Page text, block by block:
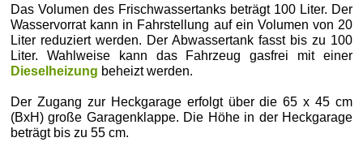
Das Volumen des Frischwassertanks beträgt 100 Liter. Der
Wasservorrat kann in Fahrstellung auf ein Volumen von 20
Liter reduziert werden. Der Abwassertank fasst bis zu 100
Liter. Wahlweise kann das Fahrzeug gasfrei mit einer
Dieselheizung beheizt werden.
Der Zugang zur Heckgarage erfolgt über die 65 x 45 cm
(BxH) große Garagenklappe. Die Höhe in der Heckgarage
beträgt bis zu 55 cm.